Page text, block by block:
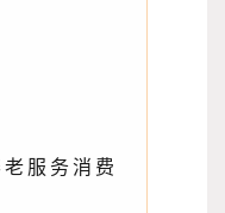
服务消费